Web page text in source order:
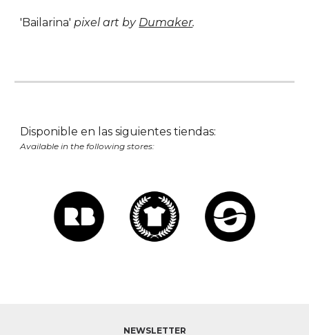
'Bailarina'pixel art by Dumaker.
Disponible en las siguientes tiendas:
Available in the following stores:
NEWSLETTER